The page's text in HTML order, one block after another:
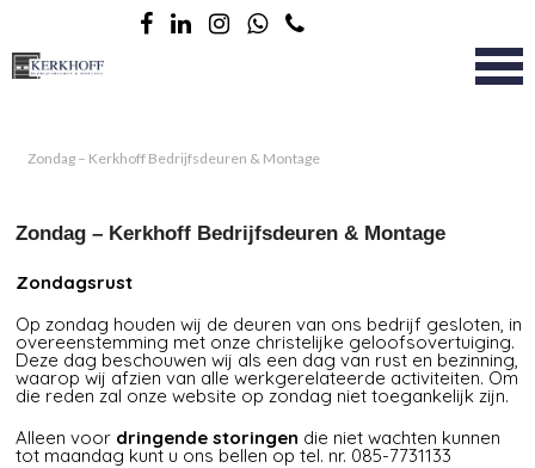
Zondag – Kerkhoff Bedrijfsdeuren & Montage
Zondag – Kerkhoff Bedrijfsdeuren & Montage
Zondagsrust
Op zondag houden wij de deuren van ons bedrijf gesloten, in
overeenstemming met onze christelijke geloofsovertuiging.
Deze dag beschouwen wij als een dag van rust en bezinning,
waarop wij afzien van alle werkgerelateerde activiteiten. Om
die reden zal onze website op zondag niet toegankelijk zijn.
Alleen voor dringende storingen die niet wachten kunnen
tot maandag kunt u ons bellen op tel. nr. 085-7731133